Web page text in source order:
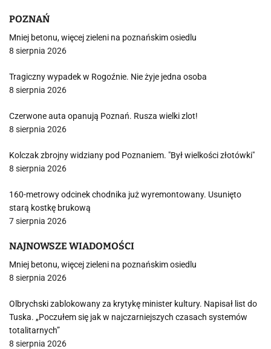
POZNAŃ
Mniej betonu, więcej zieleni na poznańskim osiedlu
8 sierpnia 2026
Tragiczny wypadek w Rogoźnie. Nie żyje jedna osoba
8 sierpnia 2026
Czerwone auta opanują Poznań. Rusza wielki zlot!
8 sierpnia 2026
Kolczak zbrojny widziany pod Poznaniem. "Był wielkości złotówki"
8 sierpnia 2026
160-metrowy odcinek chodnika już wyremontowany. Usunięto
starą kostkę brukową
7 sierpnia 2026
NAJNOWSZE WIADOMOŚCI
Mniej betonu, więcej zieleni na poznańskim osiedlu
8 sierpnia 2026
Olbrychski zablokowany za krytykę minister kultury. Napisał list do
Tuska. „Poczułem się jak w najczarniejszych czasach systemów
totalitarnych”
8 sierpnia 2026